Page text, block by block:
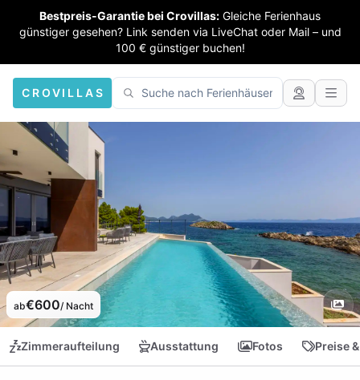
Bestpreis-Garantie bei Crovillas: Gleiche Ferienhaus
günstiger gesehen? Link senden via LiveChat oder Mail – und
100 € günstiger buchen!
CROVILLAS
ab€600/ Nacht
Zimmeraufteilung Ausstattung Fotos Preise